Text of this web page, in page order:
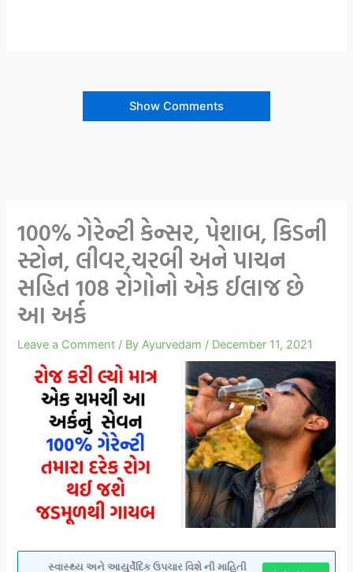
Show Comments
100% ગેરેન્ટી કેન્સર, પેશાબ, કિડની
સ્ટોન, લીવર,ચરબી અને પાચન
સહિત 108 રોગોનો એક ઈલાજ છે
આ અર્ક
Leave a Comment / ByAyurvedam / December 11, 2021
સ્વાસ્થ્ય અને આયુર્વેદિક ઉપચાર વિશે ની માહિતી